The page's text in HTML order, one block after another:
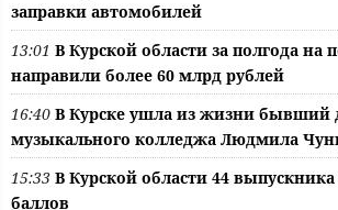
заправки автомобилей
13:01 В Курской области за полгода на
направили более 60 млрд рублей
16:40 В Курске ушла из жизни бывший
музыкального колледжа Людмила
15:33 В Курской области 44
баллов